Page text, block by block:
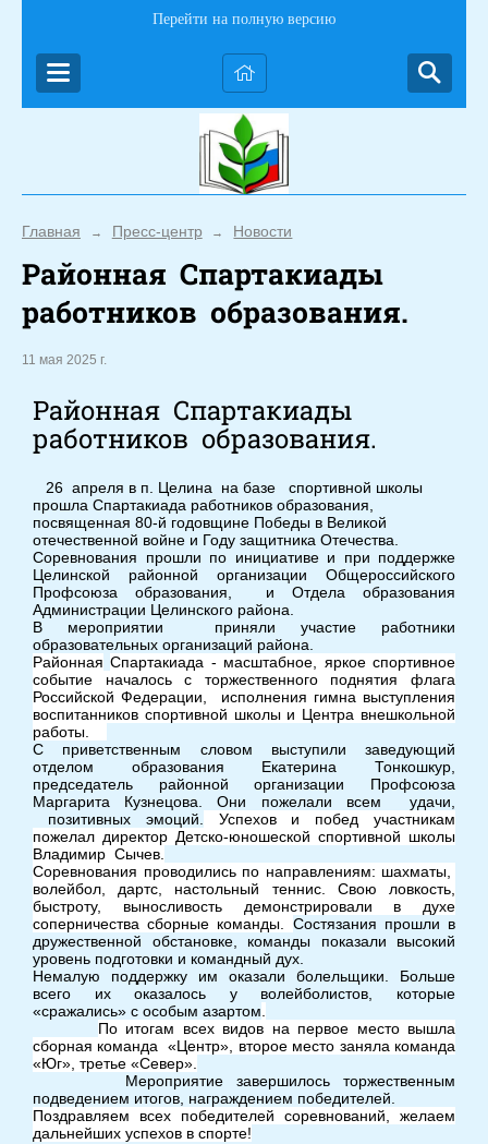
Перейти на полную версию
Главная → Пресс-центр → Новости
Районная Спартакиады
работников образования.
11 мая 2025 г.
Районная Спартакиады
работников образования.
26 апреля в п. Целина на базе спортивной школы
прошла Спартакиада работников образования,
посвященная 80-й годовщине Победы в Великой
отечественной войне и Году защитника Отечества.
Соревнования прошли по инициативе и при поддержке
Целинской районной организации Общероссийского
Профсоюза образования, и Отдела образования
Администрации Целинского района.
В мероприятии приняли участие работники
образовательных организаций района.
Районная Спартакиада - масштабное, яркое спортивное
событие началось с торжественного поднятия флага
Российской Федерации, исполнения гимна выступления
воспитанников спортивной школы и Центра внешкольной
работы.
С приветственным словом выступили заведующий
отделом образования Екатерина Тонкошкур,
председатель районной организации Профсоюза
Маргарита Кузнецова. Они пожелали всем удачи,
позитивных эмоций. Успехов и побед участникам
пожелал директор Детско-юношеской спортивной школы
Владимир Сычев.
Соревнования проводились по направлениям: шахматы,
волейбол, дартс, настольный теннис. Свою ловкость,
быстроту, выносливость демонстрировали в духе
соперничества сборные команды. Состязания прошли в
дружественной обстановке, команды показали высокий
уровень подготовки и командный дух.
Немалую поддержку им оказали болельщики. Больше
всего их оказалось у волейболистов, которые
«сражались» с особым азартом.
По итогам всех видов на первое место вышла
сборная команда «Центр», второе место заняла команда
«Юг», третье «Север».
Мероприятие завершилось торжественным
подведением итогов, награждением победителей.
Поздравляем всех победителей соревнований, желаем
дальнейших успехов в спорте!